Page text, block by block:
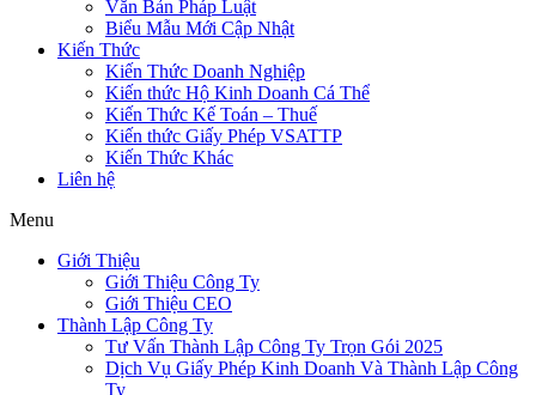
Văn Bản Pháp Luật
Biểu Mẫu Mới Cập Nhật
Kiến Thức
Kiến Thức Doanh Nghiệp
Kiến thức Hộ Kinh Doanh Cá Thể
Kiến Thức Kế Toán – Thuế
Kiến thức Giấy Phép VSATTP
Kiến Thức Khác
Liên hệ
Menu
Giới Thiệu
Giới Thiệu Công Ty
Giới Thiệu CEO
Thành Lập Công Ty
Tư Vấn Thành Lập Công Ty Trọn Gói 2025
Dịch Vụ Giấy Phép Kinh Doanh Và Thành Lập Công
Ty